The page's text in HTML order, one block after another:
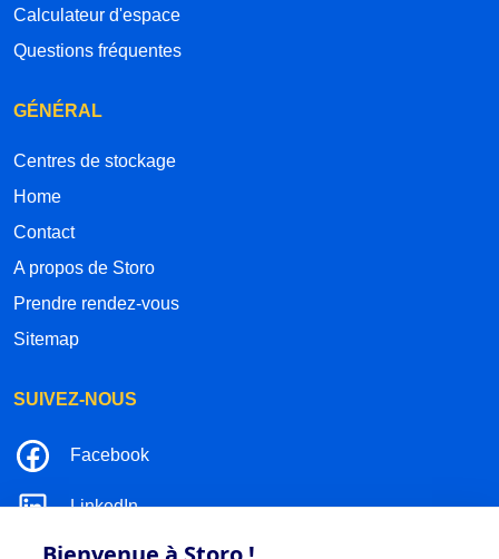
Calculateur d'espace
Questions fréquentes
GÉNÉRAL
Centres de stockage
Home
Contact
A propos de Storo
Prendre rendez-vous
Sitemap
SUIVEZ-NOUS
Facebook
LinkedIn